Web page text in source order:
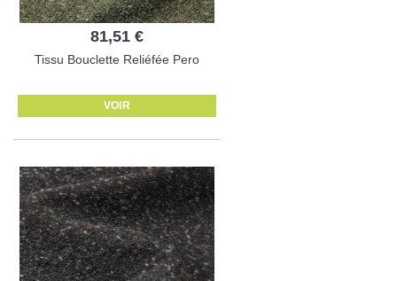
81,51 €
Tissu Bouclette Reliéfée Pero
VOIR